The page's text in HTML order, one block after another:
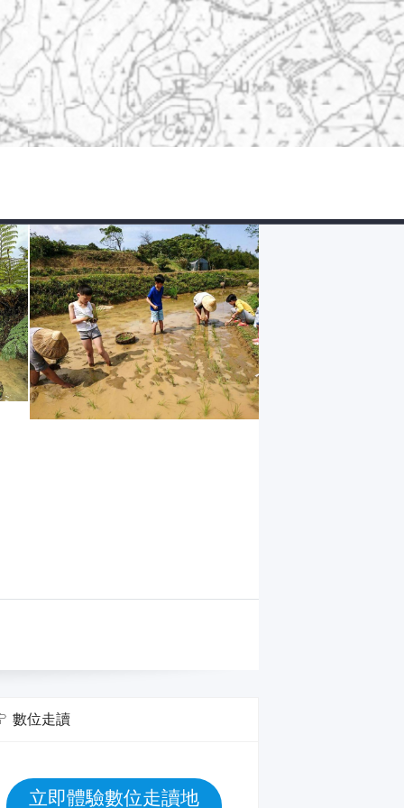
數位走讀
立即體驗數位走讀地